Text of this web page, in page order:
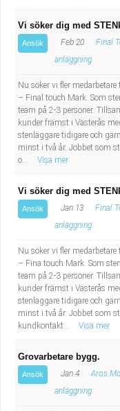
Vi söker dig med
Ansök Feb 20 Final
anläggning
Nu söker vi fler
– Final touch Mark. Som
team på 2-3 personer.
kunder främst i Västerås
stenläggare tidigare och
minst i två år. Jobbet som
o...
Visa mer
Vi söker dig med
Ansök Jan 13 Final
anläggning
Nu söker vi fler
– Fina touch Mark. Som
team på 2-3 personer.
kunder främst i Västerås
stenläggare tidigare och
minst i två år. Jobbet som
kundkontakt...
Visa mer
Grovarbetare bygg.
Ansök Jan 4 Aros
anläggning